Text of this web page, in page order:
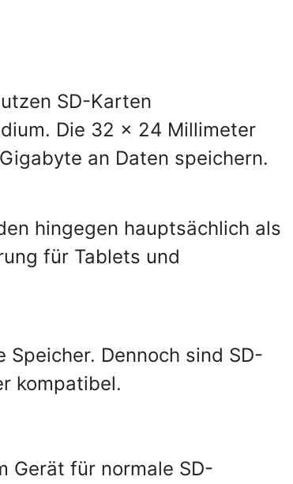
SD-Karten
Die 32 x 24 Millimeter
an Daten speichern.
hingegen hauptsächlich als
für Tablets und
Dennoch sind SD-
kompatibel.
Gerät für normale SD-